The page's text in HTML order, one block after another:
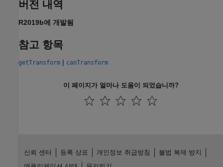
버전 내역
R2019b에 개발됨
참고 항목
getTransform | canTransform
이 페이지가 얼마나 도움이 되었습니까?
신뢰 센터 등록 상표 개인정보 취급방침
불법 복제 방지